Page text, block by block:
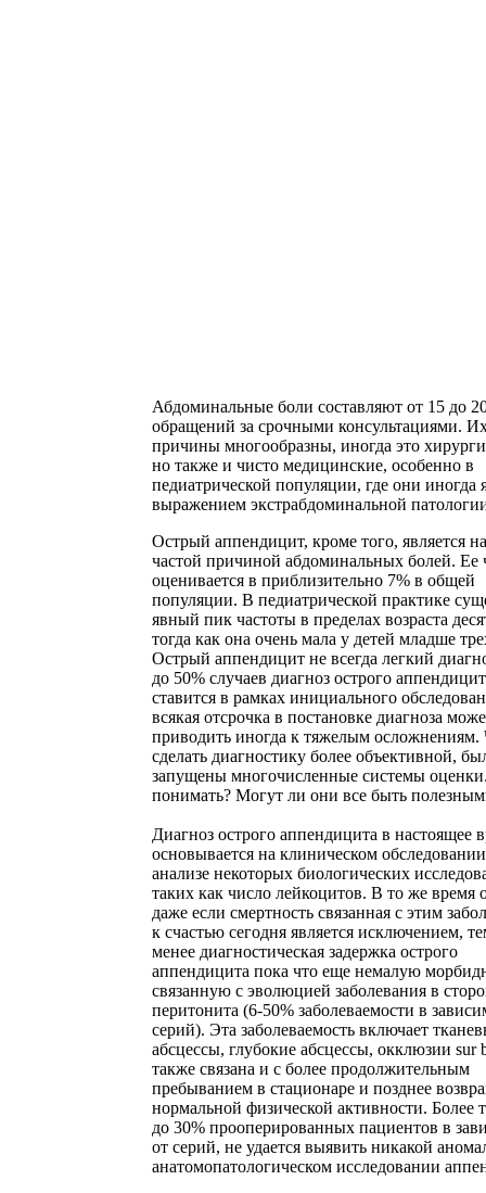
Абдоминальные боли составляют от 15 до
обращений за срочными консультациями.
причины многообразны, иногда это
но также и чисто медицинские, особенно в
педиатрической популяции, где они иногда
выражением экстрабдоминальной
Острый аппендицит, кроме того, является
частой причиной абдоминальных болей. Ее
оценивается в приблизительно 7% в общей
популяции. В педиатрической практике
явный пик частоты в пределах возраста
тогда как она очень мала у детей младше
Острый аппендицит не всегда легкий
до 50% случаев диагноз острого
ставится в рамках инициального
всякая отсрочка в постановке диагноза
приводить иногда к тяжелым осложнениям.
сделать диагностику более объективной,
запущены многочисленные системы
понимать? Могут ли они все быть
Диагноз острого аппендицита в настоящее
основывается на клиническом
анализе некоторых биологических
таких как число лейкоцитов. В то же время
даже если смертность связанная с этим
к счастью сегодня является исключением,
менее диагностическая задержка острого
аппендицита пока что еще немалую
связанную с эволюцией заболевания в
перитонита (6-50% заболеваемости в
серий). Эта заболеваемость включает
абсцессы, глубокие абсцессы, окклюзии sur
также связана и с более продолжительным
пребыванием в стационаре и позднее
нормальной физической активности. Более
до 30% прооперированных пациентов в
от серий, не удается выявить никакой
анатомопатологическом исследовании